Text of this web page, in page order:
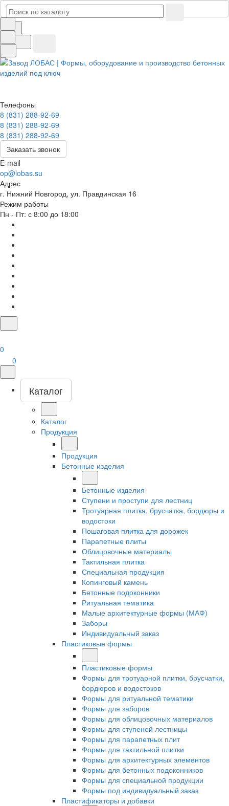
Телефоны
8 (831) 288-92-69
8 (831) 288-92-69
8 (831) 288-92-69
Заказать звонок
E-mail
op@lobas.su
Адрес
г. Нижний Новгород, ул. Правдинская 16
Режим работы
Пн - Пт: с 8:00 до 18:00
0
0
Каталог
Каталог
Продукция
Продукция
Бетонные изделия
Бетонные изделия
Ступени и проступи для лестниц
Тротуарная плитка, брусчатка, бордюры и
водостоки
Пошаговая плитка для дорожек
Парапетные плиты
Облицовочные материалы
Тактильная плитка
Специальная продукция
Копинговый камень
Бетонные подоконники
Ритуальная тематика
Малые архитектурные формы (МАФ)
Заборы
Индивидуальный заказ
Пластиковые формы
Пластиковые формы
Формы для тротуарной плитки, брусчатки,
бордюров и водостоков
Формы для ритуальной тематики
Формы для заборов
Формы для облицовочных материалов
Формы для ступеней лестницы
Формы для парапетных плит
Формы для тактильной плитки
Формы для архитектурных элементов
Формы для бетонных подоконников
Формы для специальной продукции
Формы под индивидуальный заказ
Пластификаторы и добавки